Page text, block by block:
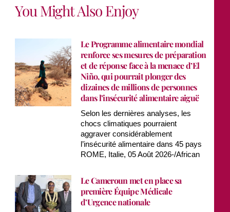
You Might Also Enjoy
Le Programme alimentaire mondial
renforce ses mesures de préparation
et de réponse face à la menace d’El
Niño, qui pourrait plonger des
dizaines de millions de personnes
dans l’insécurité alimentaire aiguë
Selon les dernières analyses, les
chocs climatiques pourraient
aggraver considérablement
l’insécurité alimentaire dans 45 pays
ROME, Italie, 05 Août 2026-/African
Le Cameroun met en place sa
première Équipe Médicale
d’Urgence nationale